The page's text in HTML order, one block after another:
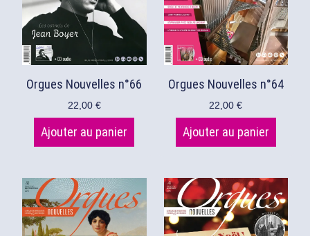
Orgues Nouvelles n°66
22,00 €
Ajouter au panier
Orgues Nouvelles n°64
22,00€
Ajouter au panier